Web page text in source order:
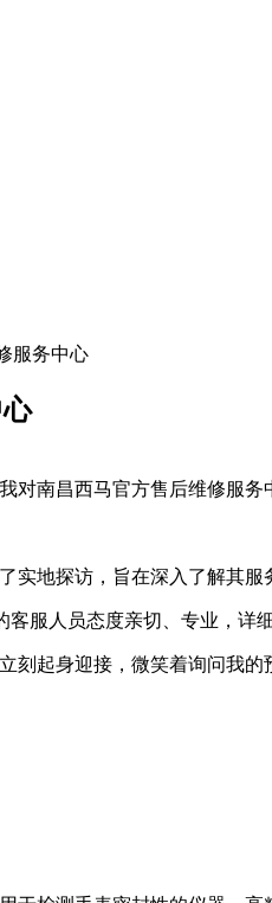
服务中心
对南昌西马官方售后维修服
地探访，旨在深入了解其服
服人员态度亲切、专业，详
起身迎接，微笑着询问我